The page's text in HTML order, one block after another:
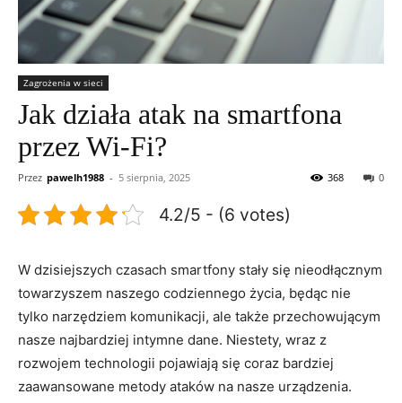
Zagrożenia w sieci
Jak działa atak na smartfona
przez Wi-Fi?
Przez pawelh1988 - 5 sierpnia, 2025 0
368
4.2/5 - (6 votes)
W dzisiejszych czasach smartfony stały się nieodłącznym
towarzyszem naszego codziennego życia, będąc nie
tylko narzędziem komunikacji, ale także przechowującym
nasze najbardziej intymne dane. Niestety, wraz z
rozwojem technologii pojawiają się coraz bardziej
zaawansowane metody ataków na nasze urządzenia.